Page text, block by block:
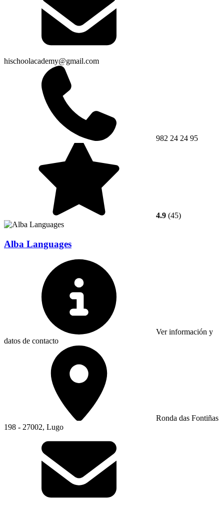
hischoolacademy@gmail.com
982 24 24 95
4.9 (45)
Alba Languages
Ver información y
datos de contacto
Ronda das Fontiñas
198 - 27002, Lugo